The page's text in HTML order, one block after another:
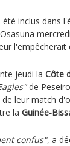
été inclus dans
l'empêcherait
jeudi la Côte
de
de leur match
la Guinée-
confus", a